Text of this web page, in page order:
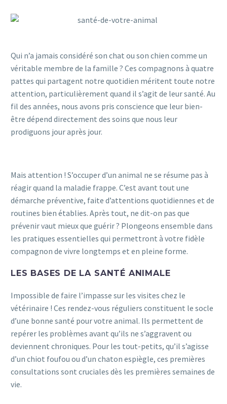
Qui n’a jamais considéré son chat ou son chien comme un
véritable membre de la famille ? Ces compagnons à quatre
pattes qui partagent notre quotidien méritent toute notre
attention, particulièrement quand il s’agit de leur santé. Au
fil des années, nous avons pris conscience que leur bien-
être dépend directement des soins que nous leur
prodiguons jour après jour.
Mais attention ! S’occuper d’un animal ne se résume pas à
réagir quand la maladie frappe. C’est avant tout une
démarche préventive, faite d’attentions quotidiennes et de
routines bien établies. Après tout, ne dit-on pas que
prévenir vaut mieux que guérir ? Plongeons ensemble dans
les pratiques essentielles qui permettront à votre fidèle
compagnon de vivre longtemps et en pleine forme.
LES BASES DE LA SANTÉ ANIMALE
Impossible de faire l’impasse sur les visites chez le
vétérinaire ! Ces rendez-vous réguliers constituent le socle
d’une bonne santé pour votre animal. Ils permettent de
repérer les problèmes avant qu’ils ne s’aggravent ou
deviennent chroniques. Pour les tout-petits, qu’il s’agisse
d’un chiot foufou ou d’un chaton espiègle, ces premières
consultations sont cruciales dès les premières semaines de
vie.